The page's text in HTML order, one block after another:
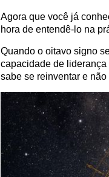
Agora que você já
hora de entendê-lo na
Quando o oitavo signo
capacidade de
sabe se reinventar e